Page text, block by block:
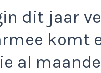
dit jaar
komt
al